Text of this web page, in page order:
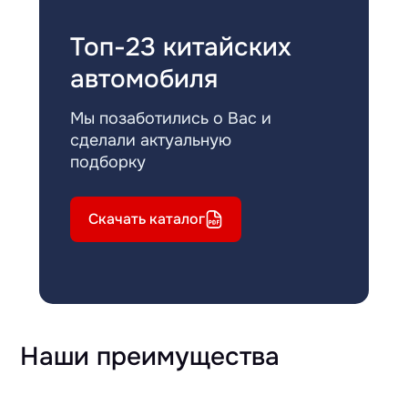
Топ-23 китайских
автомобиля
Мы позаботились о Вас и
сделали актуальную
подборку
Скачать каталог
Наши преимущества